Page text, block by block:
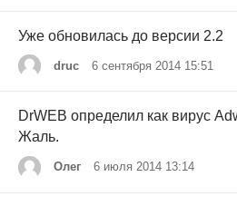
Уже обновилась до версии 2.2
druc 6 сентября 2014 15:51
DrWEB определил как вирус
Жаль.
Олег 6 июля 2014 13:14